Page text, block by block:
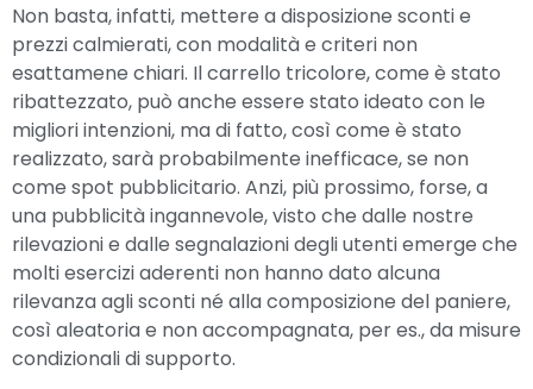
Non basta, infatti, mettere a disposizione sconti e
prezzi calmierati, con modalità e criteri non
esattamene chiari. Il carrello tricolore, come è stato
ribattezzato, può anche essere stato ideato con le
migliori intenzioni, ma di fatto, così come è stato
realizzato, sarà probabilmente inefficace, se non
come spot pubblicitario. Anzi, più prossimo, forse, a
una pubblicità ingannevole, visto che dalle nostre
rilevazioni e dalle segnalazioni degli utenti emerge che
molti esercizi aderenti non hanno dato alcuna
rilevanza agli sconti né alla composizione del paniere,
così aleatoria e non accompagnata, per es., da misure
condizionali di supporto.